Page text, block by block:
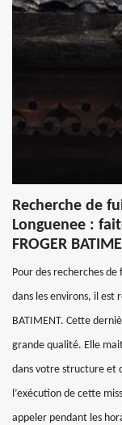
Recherche de
Longuenee :
FROGER
Pour des recherches
dans les environs, il est
BATIMENT. Cette
grande qualité. Elle
dans votre structure et
l’exécution de cette
appeler pendant les